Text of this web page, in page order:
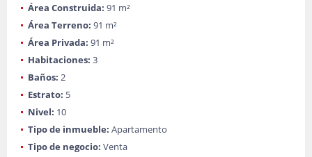
Área Construida: 91 m²
Área Terreno: 91 m²
Área Privada: 91 m²
Habitaciones: 3
Baños: 2
Estrato: 5
Nivel: 10
Tipo de inmueble: Apartamento
Tipo de negocio: Venta